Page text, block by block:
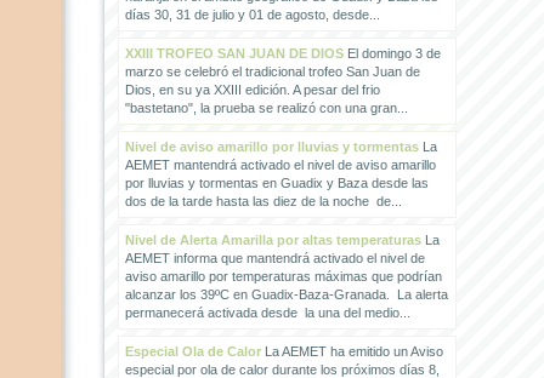
días 30, 31 de julio y 01 de agosto, desde...
XXIII TROFEO SAN JUAN DE DIOSEl domingo 3 de
marzo se celebró el tradicional trofeo San Juan de
Dios, en su ya XXIII edición. A pesar del frio
"bastetano", la prueba se realizó con una gran...
Nivel de aviso amarillo por lluvias y tormentasLa
AEMET mantendrá activado el nivel de aviso amarillo
por lluvias y tormentas en Guadix y Baza desde las
dos de la tarde hasta las diez de la noche de...
Nivel de Alerta Amarilla por altas temperaturasLa
AEMET informa que mantendrá activado el nivel de
aviso amarillo por temperaturas máximas que podrían
alcanzar los 39ºC en Guadix-Baza-Granada. La alerta
permanecerá activada desde la una del medio...
Especial Ola de CalorLa AEMET ha emitido un Aviso
especial por ola de calor durante los próximos días 8,